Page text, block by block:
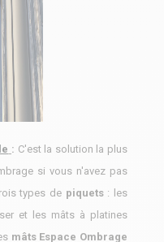
: C'est la solution la plus
si vous n'avez pas
types de piquets: les
et les mâts à platines
mâts Espace Ombrage